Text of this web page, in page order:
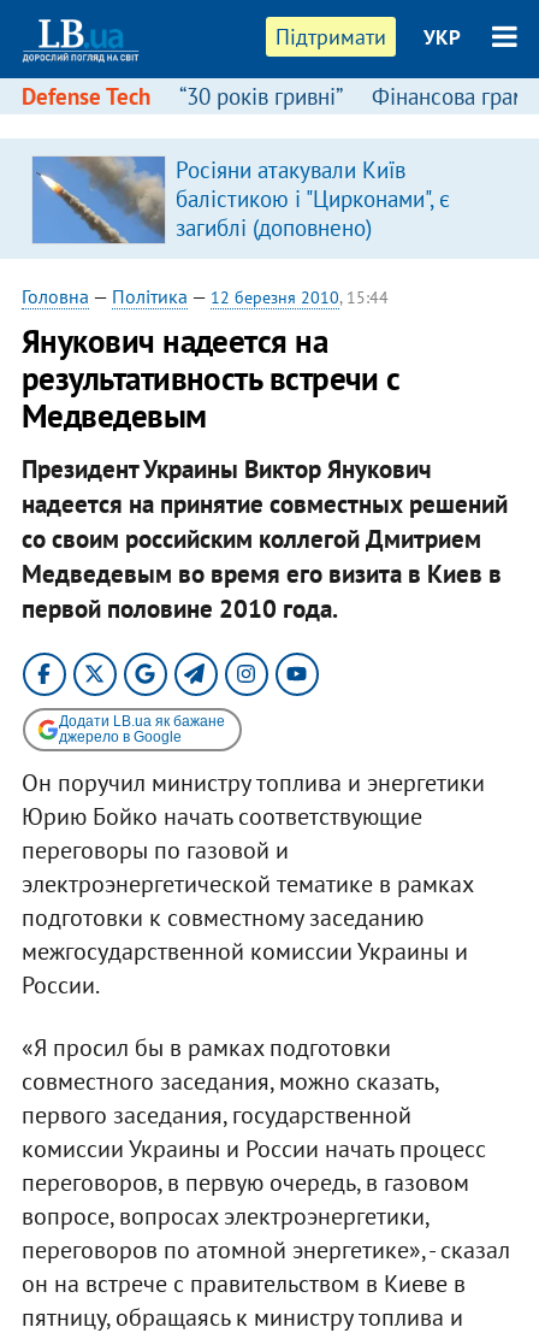
Підтримати УКР
Defense Tech “30 років гривні” Фінансова
Росіяни атакували Київ
балістикою і "Цирконами", є
загиблі (доповнено)
Головна — Політика — 12 березня 2010, 15:44
Янукович надеется на
результативность встречи с
Медведевым
Президент Украины Виктор Янукович
надеется на принятие совместных решений
со своим российским коллегой Дмитрием
Медведевым во время его визита в Киев в
первой половине 2010 года.
Додати LB.ua як бажане
джерело в Google
Он поручил министру топлива и энергетики
Юрию Бойко начать соответствующие
переговоры по газовой и
электроэнергетической тематике в рамках
подготовки к совместному заседанию
межгосударственной комиссии Украины и
России.
«Я просил бы в рамках подготовки
совместного заседания, можно сказать,
первого заседания, государственной
комиссии Украины и России начать процесс
переговоров, в первую очередь, в газовом
вопросе, вопросах электроэнергетики,
переговоров по атомной энергетике», - сказал
он на встрече с правительством в Киеве в
пятницу, обращаясь к министру топлива и